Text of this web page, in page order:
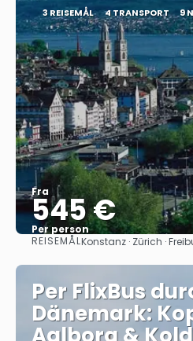
3 REISEMÅL 4 TRANSPORT 9
Fra
545 €
Per person
Se
REISEMÅLKonstanz · Zürich ·
Per FlixBus
Dänemark:
Aalborg &